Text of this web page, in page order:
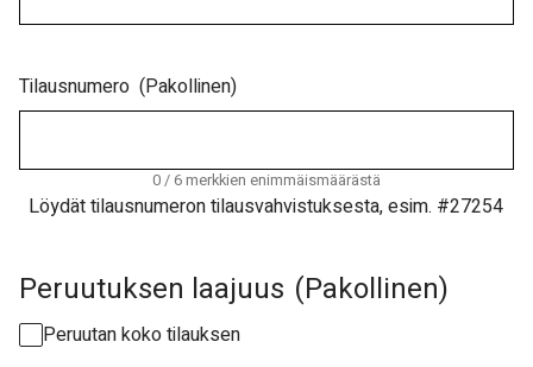
Tilausnumero (Pakollinen)
0 / 6 merkkien enimmäismäärästä
Löydät tilausnumeron tilausvahvistuksesta, esim. #27254
Peruutuksen laajuus (Pakollinen)
Peruutan koko tilauksen